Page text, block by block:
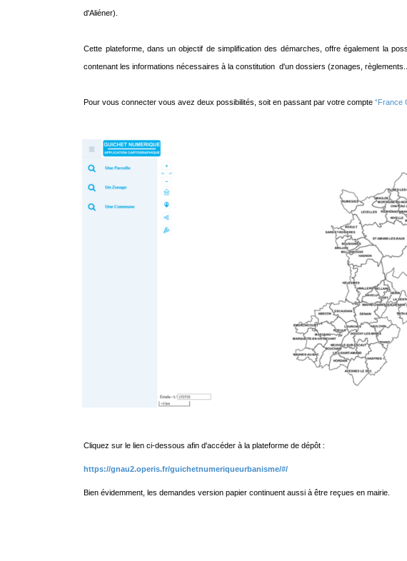
d'Aliéner).
Cette plateforme, dans un objectif de simplification des démarches, offre également la
contenant les informations nécessaires à la constitution d'un dossiers (zonages,
Pour vous connecter vous avez deux possibilités, soit en passant par votre compte“France
Cliquez sur le lien ci-dessous afin d'accéder à la plateforme de dépôt :
https://gnau2.operis.fr/guichetnumeriqueurbanisme/#/
Bien évidemment, les demandes version papier continuent aussi à être reçues en mairie.